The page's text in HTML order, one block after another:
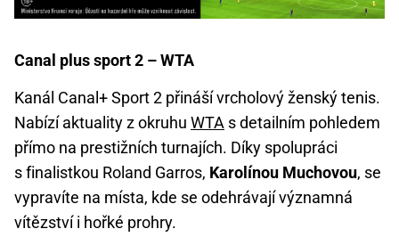
Canal plus sport 2 – WTA
Kanál Canal+ Sport 2 přináší vrcholový ženský tenis.
Nabízí aktuality z okruhu WTA s detailním pohledem
přímo na prestižních turnajích. Díky spolupráci
s finalistkou Roland Garros, Karolínou Muchovou, se
vypravíte na místa, kde se odehrávají významná
vítězství i hořké prohry.